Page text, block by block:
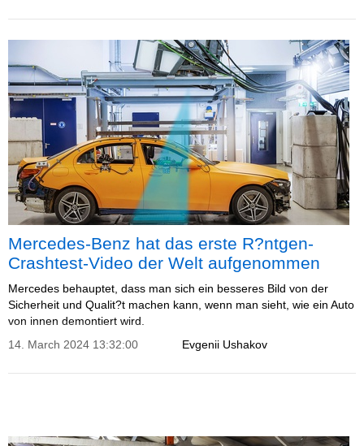
Mercedes-Benz hat das erste R?ntgen-
Crashtest-Video der Welt aufgenommen
Mercedes behauptet, dass man sich ein besseres Bild von der
Sicherheit und Qualit?t machen kann, wenn man sieht, wie ein Auto
von innen demontiert wird.
Evgenii Ushakov
14. March 2024 13:32:00